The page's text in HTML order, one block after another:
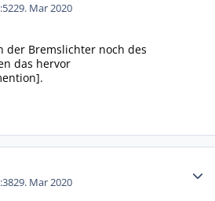
29. Mar 2020
der Bremslichter noch des
das hervor
29. Mar 2020